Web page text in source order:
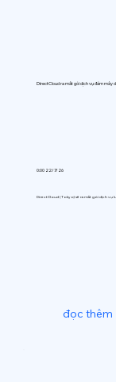
DirectCloud ra mắt gói dịch vụ đám mây
0:00 22/7/26
DirectCloud (Tokyo) sẽ ra mắt gói dịch vụ
đọc thêm